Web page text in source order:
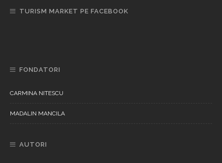
TURISM MARKET PE FACEBOOK
FONDATORI
CARMINA NITESCU
MADALIN MANCILA
AUTORI